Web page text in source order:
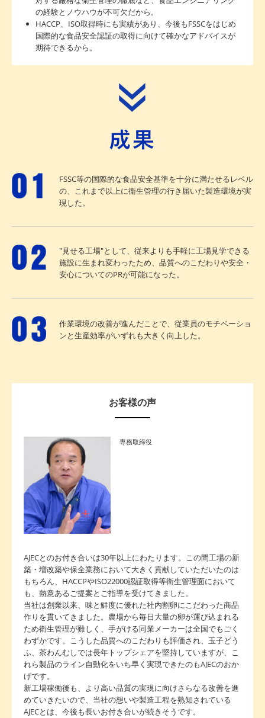
の経験とノウハウが不可欠だから。
HACCP、ISO取得時にも実績があり、今後もFSSCをはじめ
国際的な食品安全認証の取得に向けて確かなアドバイスが
期待できるから。
FSSC等の国際的な食品安全基準を十分に満たせるレベル
の、これまで以上に衛生管理の行き届いた製造環境が実
現した。
"見せる工場"として、従来よりも手軽に工場見学できる
施設に生まれ変わったため、品質へのこだわりや安全・
安心についてのPRが可能になった。
作業環境の改善が進んだことで、従業員のモチベーショ
ンと生産効率がいずれも大きく向上した。
お客様の声
専務取締役
AJECとのお付き合いは30年以上にわたります。この間工場の新
築・増改築や保全業務において大きく貢献していただいたのは
もちろん、HACCPやISO22000認証取得等衛生管理面において
も、熱意あるご提案とご指導を受けてきました。
当社は創業以来、味と鮮度に優れた社内割卵にこだわった商品
作りを貫いてきました。農場から毎日大量の卵が運び込まれる
ため衛生管理が難しく、手がける同業メーカーは全国でもごく
わずかです。こうした品質へのこだわりも評価され、玉子どう
ふ、茶わんむしでは長年トップシェアを堅持していますが、こ
れら製品のライン自動化をいち早く実現できたのもAJECのおか
げです。
新工場稼働後も、より高い品質の実現に向けさらなる改善を進
めていきたいので、当社の想いや製造工程を熟知されている
AJECとは、今後も長いお付き合いが続きそうです。